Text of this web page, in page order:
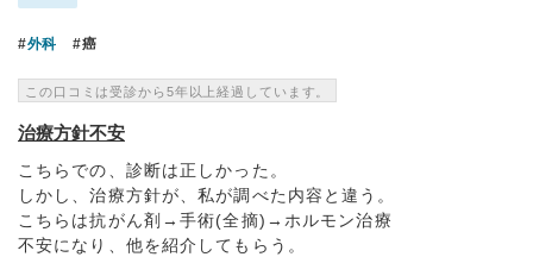
外科 癌
この口コミは受診から5年以上経過しています。
治療方針不安
こちらでの、診断は正しかった。
しかし、治療方針が、私が調べた内容と違う。
こちらは抗がん剤→手術(全摘)→ホルモン治療
不安になり、他を紹介してもらう。